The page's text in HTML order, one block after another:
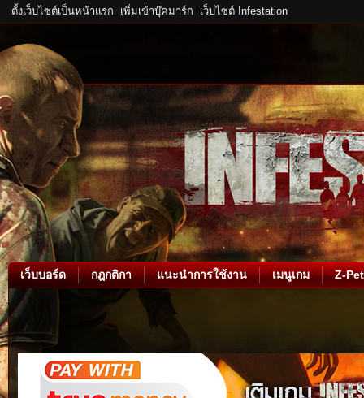
ตั้งเว็บไซต์เป็นหน้าแรก เพิ่มเข้าบุ๊คมาร์ก เว็บไซต์ Infestation
เว็บบอร์ด กฎกติกา แนะนำการใช้งาน เมนูเกม Z-Pet